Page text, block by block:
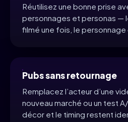
Réutilisez une bonne prise
personnages et personas —
filmé une fois, le personnage
Pubs sans retournage
Remplacez l’acteur d’une
nouveau marché ou un test
décor et le timing restent